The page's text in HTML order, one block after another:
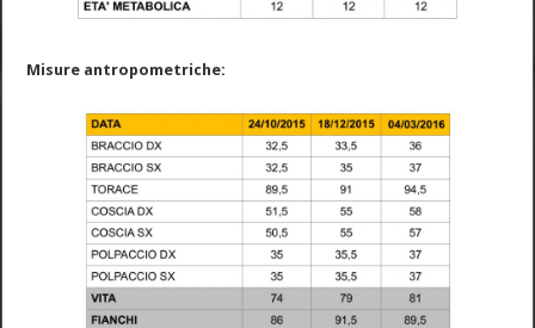
Misure antropometriche: